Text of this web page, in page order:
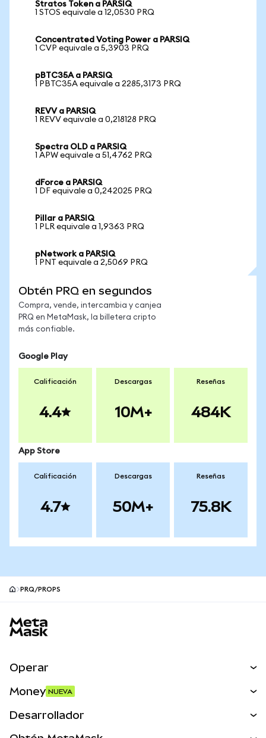
Stratos Token a PARSIQ
1 STOS equivale a 12,0530 PRQ
Concentrated Voting Power a PARSIQ
1 CVP equivale a 5,3903 PRQ
pBTC35A a PARSIQ
1 PBTC35A equivale a 2285,3173 PRQ
REVV a PARSIQ
1 REVV equivale a 0,218128 PRQ
Spectra OLD a PARSIQ
1 APW equivale a 51,4762 PRQ
dForce a PARSIQ
1 DF equivale a 0,242025 PRQ
Pillar a PARSIQ
1 PLR equivale a 1,9363 PRQ
pNetwork a PARSIQ
1 PNT equivale a 2,5069 PRQ
Obtén PRQ en segundos
Compra, vende, intercambia y canjea
PRQ en MetaMask, la billetera cripto
más confiable.
Google Play
Calificación
4.4
Descargas
10M+
Reseñas
484K
App Store
Calificación
4.7
Descargas
50M+
Reseñas
75.8K
PRQ/PROPS
Operar
Money NUEVA
Desarrollador